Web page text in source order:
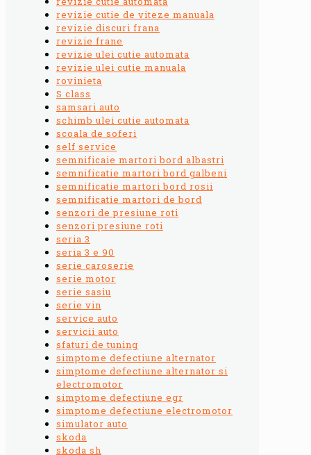
revizie cutie de viteze manuala
revizie discuri frana
revizie frane
revizie ulei cutie automata
revizie ulei cutie manuala
rovinieta
S class
samsari auto
schimb ulei cutie automata
scoala de soferi
self service
semnificaie martori bord albastri
semnificatie martori bord galbeni
semnificatie martori bord rosii
semnificatie martori de bord
senzori de presiune roti
senzori presiune roti
seria 3
seria 3 e 90
serie caroserie
serie motor
serie sasiu
serie vin
service auto
servicii auto
sfaturi de tuning
simptome defectiune alternator
simptome defectiune alternator si
electromotor
simptome defectiune egr
simptome defectiune electromotor
simulator auto
skoda
skoda sh